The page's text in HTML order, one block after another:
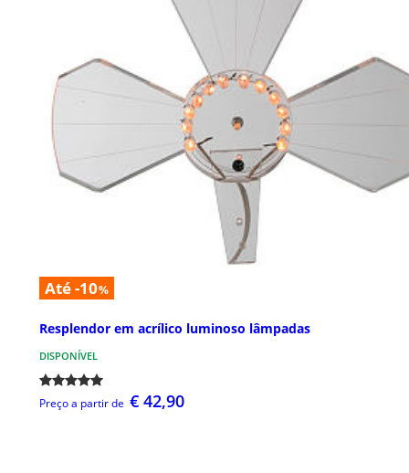
Até -10%
Resplendor em acrílico luminoso lâmpadas
DISPONÍVEL
Preço a partir de € 42,90